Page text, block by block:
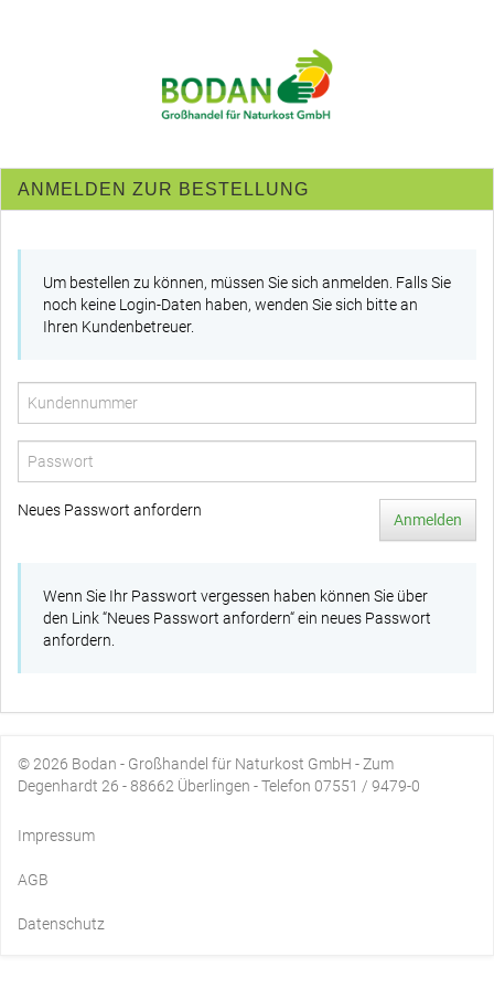
ANMELDEN ZUR BESTELLUNG
Um bestellen zu können, müssen Sie sich anmelden. Falls Sie
noch keine Login-Daten haben, wenden Sie sich bitte an
Ihren Kundenbetreuer.
Neues Passwort anfordern
Anmelden
Wenn Sie Ihr Passwort vergessen haben können Sie über
den Link“Neues Passwort anfordern“ein neues Passwort
anfordern.
© 2026 Bodan - Großhandel für Naturkost GmbH - Zum
Degenhardt 26 - 88662 Überlingen - Telefon 07551 / 9479-0
Impressum
AGB
Datenschutz